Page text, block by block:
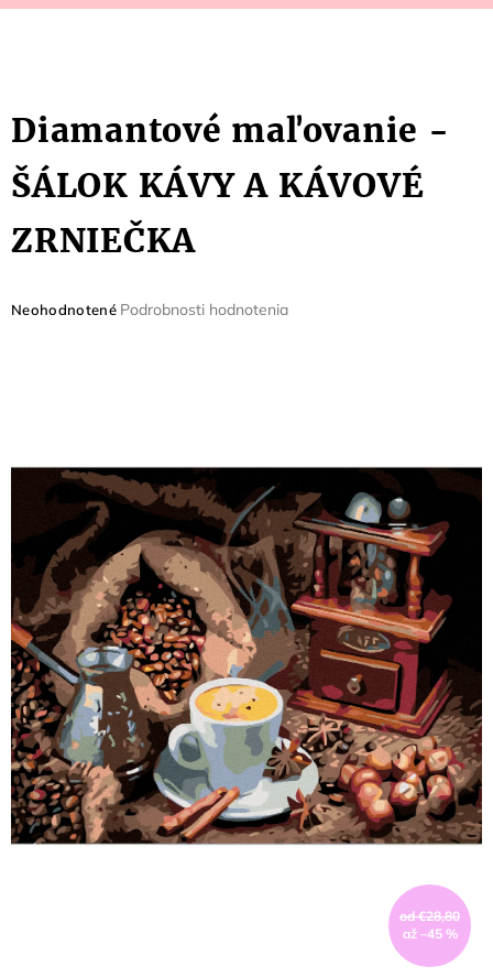
Diamantové maľovanie -
ŠÁLOK KÁVY A KÁVOVÉ
ZRNIEČKA
Priemerné
Neohodnotené Podrobnosti hodnotenia
od €28,80
až –45 %